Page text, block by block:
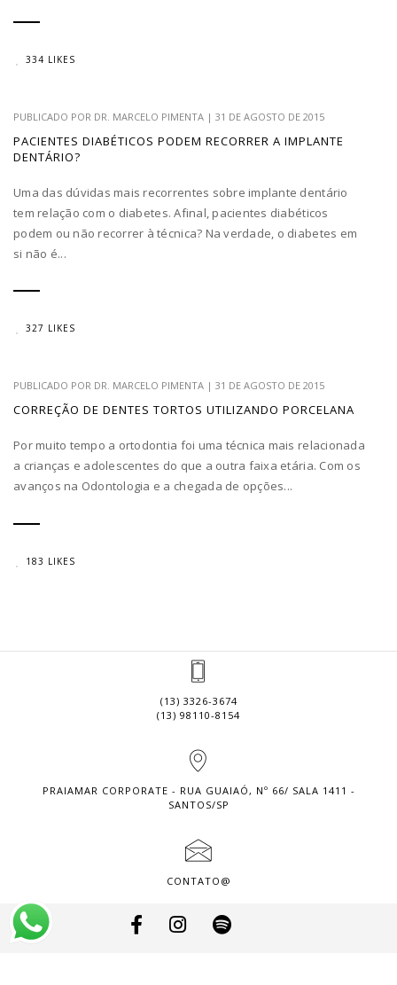
334 LIKES
PUBLICADO POR DR. MARCELO PIMENTA | 31 DE AGOSTO DE 2015
PACIENTES DIABÉTICOS PODEM RECORRER A IMPLANTE
DENTÁRIO?
Uma das dúvidas mais recorrentes sobre implante dentário
tem relação com o diabetes. Afinal, pacientes diabéticos
podem ou não recorrer à técnica? Na verdade, o diabetes em
si não é...
327 LIKES
PUBLICADO POR DR. MARCELO PIMENTA | 31 DE AGOSTO DE 2015
CORREÇÃO DE DENTES TORTOS UTILIZANDO PORCELANA
Por muito tempo a ortodontia foi uma técnica mais relacionada
a crianças e adolescentes do que a outra faixa etária. Com os
avanços na Odontologia e a chegada de opções...
183 LIKES
(13) 3326-3674
(13) 98110-8154
PRAIAMAR CORPORATE - RUA GUAIAÓ, Nº 66/ SALA 1411 -
SANTOS/SP
CONTATO@